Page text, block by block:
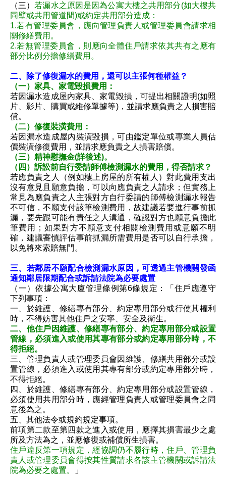
（三） 若漏水之原因是因為公寓大樓之共用部分(如大樓共
同壁或共用管道間)或約定共用部分造成：
1.若有管理委員會，應向管理負責人或管理委員會請求相
關修繕費用。
2.若無管理委員會，則應向全體住戶請求依其共有之應有
部分比例分擔修繕費用。
二、除了修復漏水的費用，還可以主張何種權益？
（一）家具、家電毀損費用：
若因漏水造成屋內家具、家電毀損，可提出相關證明(如照
片、影片、購買或維修單據等)，並請求應負責之人損害賠
償。
（二）修復裝潢費用：
若因漏水造成屋內裝潢毀損，可由鑑定單位或專業人員估
價裝潢修復費用，並請求應負責之人損害賠償。
（三）精神慰撫金(詳後述)。
（四）訴訟前自行委請師傅檢測漏水的費用，得否請求？
若應負責之人（例如樓上房屋的所有權人）對此費用支出
沒有意見且願意負擔，可以向應負責之人請求；但實務上
常見為應負責之人主張對方自行委請的師傅檢測漏水報告
不可信，不願支付該筆檢測費用，故建議若要進行事前抓
漏，要先跟可能有責任之人溝通，確認對方也願意負擔此
筆費用；如果對方不願意支付相關檢測費用或意願不明
確，建議審慎評估事前抓漏所需費用是否可以自行承擔，
以免將來索賠無門。
三、若鄰居不願配合檢測漏水原因，可透過主管機關發函
通知鄰居限期配合或訴請法院為必要處置
（一）依據公寓大廈管理條例第6條規定：「住戶應遵守
下列事項：
一、於維護、修繕專有部分、約定專用部分或行使其權利
時，不得妨害其他住戶之安寧、安全及衛生。
二、他住戶因維護、修繕專有部分、約定專用部分或設置
管線，必須進入或使用其專有部分或約定專用部分時，不
得拒絕。
三、管理負責人或管理委員會因維護、修繕共用部分或設
置管線，必須進入或使用其專有部分或約定專用部分時，
不得拒絕。
四、於維護、修繕專有部分、約定專用部分或設置管線，
必須使用共用部分時，應經管理負責人或管理委員會之同
意後為之。
五、其他法令或規約規定事項。
前項第二款至第四款之進入或使用，應擇其損害最少之處
所及方法為之，並應修復或補償所生損害。
住戶違反第一項規定，經協調仍不履行時，住戶、管理負
責人或管理委員會得按其性質請求各該主管機關或訴請法
院為必要之處置。
」